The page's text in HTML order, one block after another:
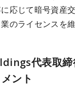
応じて暗号資産
のライセンスを
代表取締
ント